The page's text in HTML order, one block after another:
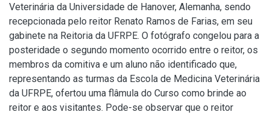
Veterinária da Universidade de Hanover, Alemanha, sendo
recepcionada pelo reitor Renato Ramos de Farias, em seu
gabinete na Reitoria da UFRPE. O fotógrafo congelou para a
posteridade o segundo momento ocorrido entre o reitor, os
membros da comitiva e um aluno não identificado que,
representando as turmas da Escola de Medicina Veterinária
da UFRPE, ofertou uma flâmula do Curso como brinde ao
reitor e aos visitantes. Pode-se observar que o reitor